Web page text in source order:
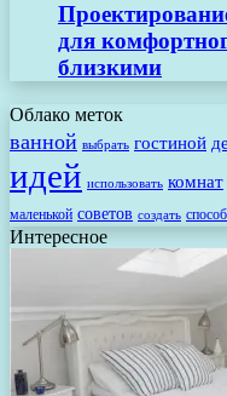
для
близкими
Облако меток
ванной выбрать гостиной
идей использовать комнат
маленькой советов создать
Интересное